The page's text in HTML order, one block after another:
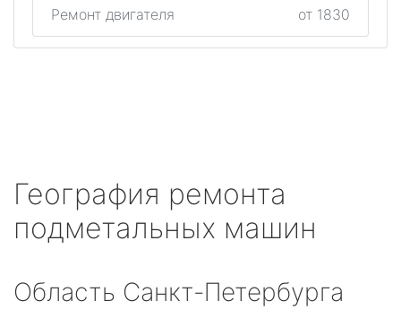
Ремонт двигателя от 1830
География ремонта
подметальных машин
Область Санкт-Петербурга